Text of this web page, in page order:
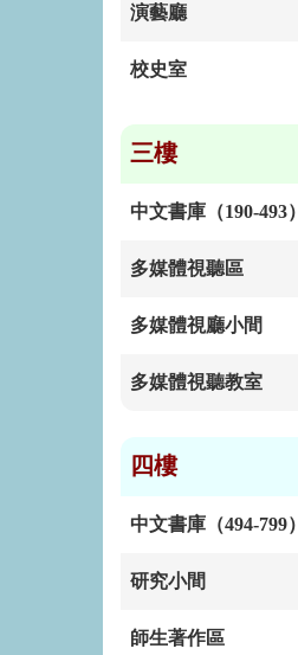
演藝廳
校史室
三樓
中文書庫（190-493）
多媒體視聽區
多媒體視廳小間
多媒體視聽教室
四樓
中文書庫（494-799）
研究小間
師生著作區